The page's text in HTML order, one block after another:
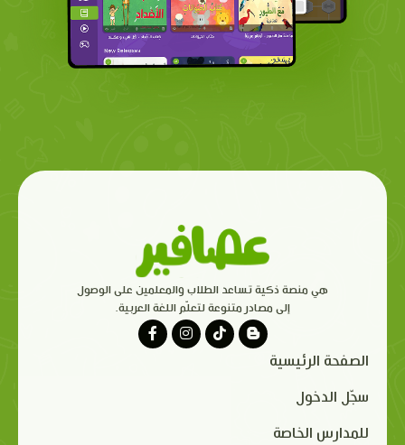
هي منصة ذكية تساعد الطلاب والمعلمين على الوصول
إلى مصادر متنوعة لتعلّم اللغة العربية.
الصفحة الرئيسية
سجّل الدخول
للمدارس الخاصة